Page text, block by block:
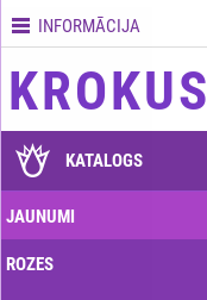
Kontakti
Piegādes
GARANTIJAS
Kā
apmaksāt?
Kā
INFORMĀCIJA
KROKUS
KATALOGS
JAUNUMI
ROZES